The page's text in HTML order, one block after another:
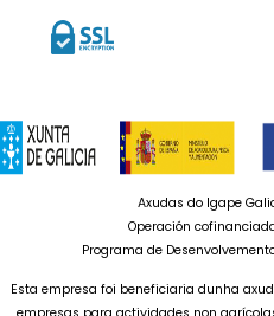
Axudas do Igape
Operación
Programa de
Esta empresa foi beneficiaria dunha